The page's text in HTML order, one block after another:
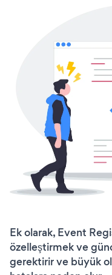
Ek olarak, Event
özelleştirmek ve
gerektirir ve büyük